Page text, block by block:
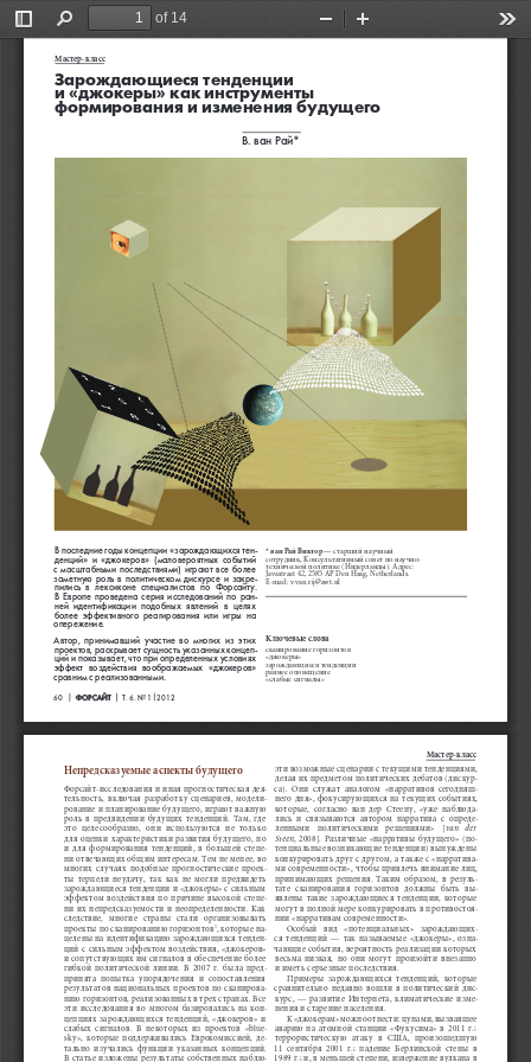
Toggle
Find
of 14
Zoom
ключевые слова
В. ван рай*
В последние годы концепции «зарождающихся тен-
денций»  и  «джокеров»  (маловероятных  событий
с масштабными последствиями) играют все более
заметную роль в политическом дискурсе и закре-
пились  в  лексиконе  специалистов  по  Форсайту.
В  европе  проведена  серия  исследований  по  ран-
ней  идентификации  подобных  явлений  в  целях
более  эффективного  реагирования  или  игры  на
опережение.
автор,  принимавший  участие  во  многих  из  этих
проектов, раскрывает сущность указанных концеп-
ций и показывает, что при определенных условиях
эффект  воздействия  воображаемых  «джокеров»
сравним с реализованными.
* ван рай Виктор — старший научный
сотрудник, Консультативный совет по научно-
технической политике (Нидерланды). Адрес:
Javastraat 42, 2585 AP Den Haag, Netherlands.
E-mail: v.van.rij@awt.nl
сканирование горизонтов
«джокеры»
зарождающиеся тенденции
раннее оповещение
«слабые сигналы»
Мастер-класс
60 ФорСаЙт
   т. 6. No 1   2012
Зарождающиеся тенденции
и «джокеры» как инструменты
формирования и изменения будущего
непредсказуемые аспекты будущего
Форсайт-исследования и иная прогностическая дея-
тельность,  включая  разработку  сценариев,  модели-
рование и планирование будущего, играют важную
роль  в  предвидении  будущих  тенденций.  Там,  где
это  целесообразно,  они  используются  не  только
для  оценки  характеристики  развития  будущего,  но
и  для  формирования  тенденций,  в  большей  степе-
ни отвечающих общим интересам. Тем не менее, во
многих  случаях  подобные  прогностические  проек-
ты  терпели  неудачу,  так  как  не  могли  предвидеть
зарождающиеся тенденции и «джокеры» с сильным
эффектом  воздействия  по  причине  высокой  степе-
ни  их  непредсказуемости  и  неопределенности.  Как
следствие,  многие  страны  стали  организовывать
проекты по сканированию горизонтов 1, которые на-
целены на идентификацию зарождающихся тенден-
ций с сильным эффектом воздействия, «джокеров»
и сопутствующих им сигналов в обеспечение более
гибкой  политической  линии.  В  2007  г.  была  пред-
принята  попытка  упорядочения  и  сопоставления
результатов национальных проектов по сканирова-
нию горизонтов, реализованных в трех странах. Все
эти  исследования  во  многом  базировались  на  кон-
цепциях  зарождающихся  тенденций,  «джокеров»  и
слабых  сигналов.  В  некоторых  из  проектов  «blue-
sky»,  которые  поддерживались  Еврокомиссией,  де-
тально  изучались  функции  указанных  концепций.
В статье изложены результаты собственных наблю-
эти возможные сценарии с текущими тенденциями,
делая их предметом политических дебатов (дискур-
са).  Они  служат  аналогом  «нарративов  сегодняш-
него дня», фокусирующихся на текущих событиях,
которые,  согласно  ван  дер  Стеену,  «уже  наблюда-
лись  и  связываются  автором  нарратива  с  опреде-
ленными   политическими   решениями»   [van  der
Steen, 2008]. Различные «нарративы будущего» (по-
тенциальные возникающие тенденции) вынуждены
конкурировать друг с другом, а также с «нарратива-
ми современности», чтобы привлечь внимание лиц,
принимающих  решения.  Таким  образом,  в  резуль-
тате  сканирования  горизонтов  должны  быть  вы-
явлены  такие  зарождающиеся  тенденции,  которые
могут в полной мере конкурировать в противостоя-
нии «нарративам современности».
Особый   вид   «потенциальных»   зарождающих-
ся  тенденций  —  так  называемые  «джокеры»,  озна-
чающие события, вероятность реализации которых
весьма  низкая,  но  они  могут  произойти  внезапно
и иметь серьезные последствия.
Примеры  зарождающихся  тенденций,  которые
сравнительно  недавно  вошли  в  политический  дис-
курс,
—  развитие  Интернета,  климатические  изме-
нения и старение населения.
К «джокерам» можно отнести: цунами, вызвавшее
аварию  на  атомной  станции  «Фукусима»  в  2011
  г.;
террористическую  атаку  в  США,  произошедшую
11  сентября  2001  г.;  падение  Берлинской  стены  в
1989 г.; и, в меньшей степени, извержение вулкана в
Мастер-класс